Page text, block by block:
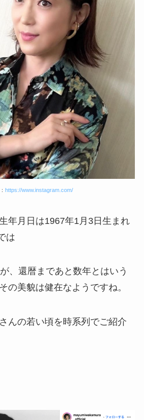
https://www.instagram.com/
年月日は1967年1月3日生まれ
は
、還暦まであと数年とはいう
の美貌は健在なようですね。
んの若い頃を時系列でご紹介